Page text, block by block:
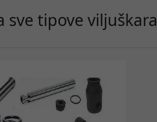
sve tipove viljuškara